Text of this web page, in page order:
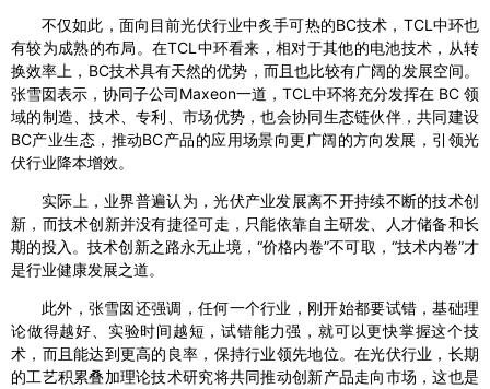
不仅如此，面向目前光伏行业中炙手可热的BC技术，TCL中环也
有较为成熟的布局。在TCL中环看来，相对于其他的电池技术，从转
换效率上，BC技术具有天然的优势，而且也比较有广阔的发展空间。
张雪囡表示，协同子公司Maxeon一道，TCL中环将充分发挥在 BC 领
域的制造、技术、专利、市场优势，也会协同生态链伙伴，共同建设
BC产业生态，推动BC产品的应用场景向更广阔的方向发展，引领光
伏行业降本增效。
实际上，业界普遍认为，光伏产业发展离不开持续不断的技术创
新，而技术创新并没有捷径可走，只能依靠自主研发、人才储备和长
期的投入。技术创新之路永无止境，“价格内卷”不可取，“技术内卷”才
是行业健康发展之道。
此外，张雪囡还强调，任何一个行业，刚开始都要试错，基础理
论做得越好、实验时间越短，试错能力强，就可以更快掌握这个技
术，而且能达到更高的良率，保持行业领先地位。在光伏行业，长期
的工艺积累叠加理论技术研究将共同推动创新产品走向市场，这也是